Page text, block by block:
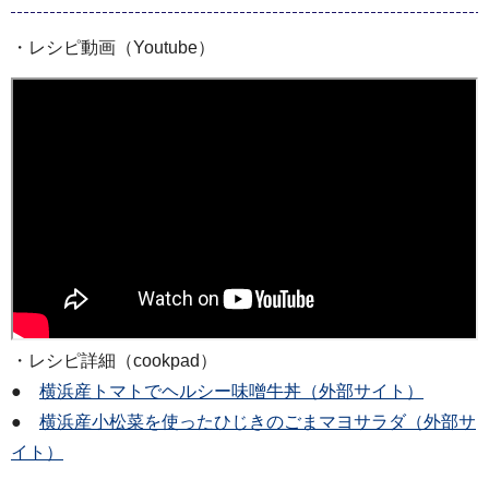
・レシピ動画（Youtube）
・レシピ詳細（cookpad）
● 横浜産トマトでヘルシー味噌牛丼（外部サイト）
● 横浜産小松菜を使ったひじきのごまマヨサラダ（外部サ
イト）